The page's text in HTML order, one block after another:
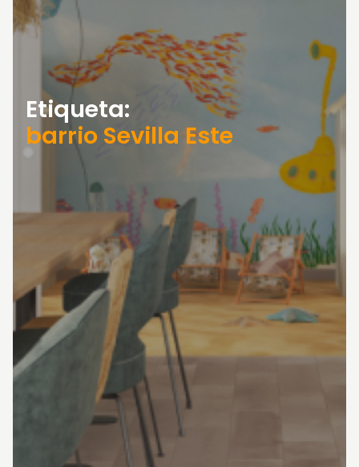
Etiqueta:
barrio Sevilla Este